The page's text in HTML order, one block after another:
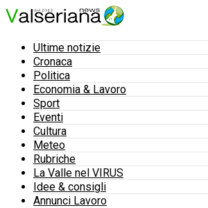
Ultime notizie
Cronaca
Politica
Economia & Lavoro
Sport
Eventi
Cultura
Meteo
Rubriche
La Valle nel VIRUS
Idee & consigli
Annunci Lavoro